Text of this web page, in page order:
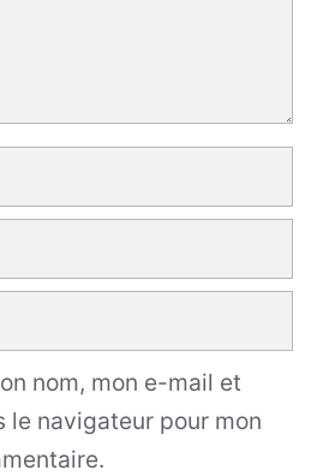
nom, mon e-mail et
le navigateur pour mon